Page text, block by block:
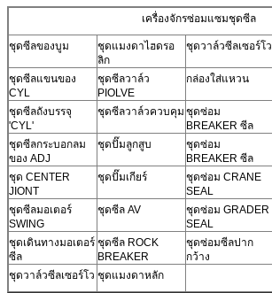
เครื่องจักรซ่อมแซมชุดซีล
ชุดซีลของบูม
ชุดแมงดาไฮดรอ
ลิก
ชุดวาล์วซีลเซอร์โว
ชุดซีลแขนของ
CYL
ชุดซีลวาล์ว
PIOLVE
กล่องใส่แหวน
ชุดซีลถังบรรจุ
'CYL'
ชุดซีลวาล์วควบคุม ชุดซ่อม
BREAKER ซีล
ชุดซีลกระบอกลม
ของ ADJ
ชุดปั๊มลูกสูบ
ชุดซ่อม
BREAKER ซีล
ชุด CENTER
JIONT
ชุดปั๊มเกียร์
ชุดซ่อม CRANE
SEAL
ชุดซีลมอเตอร์
SWING
ชุดซีล AV
ชุดซ่อม GRADER
SEAL
ชุดเดินทางมอเตอร์
ซีล
ชุดซีล ROCK
BREAKER
ชุดซ่อมซีลปาก
กว้าง
ชุดวาล์วซีลเซอร์โว ชุดแมงดาหลัก